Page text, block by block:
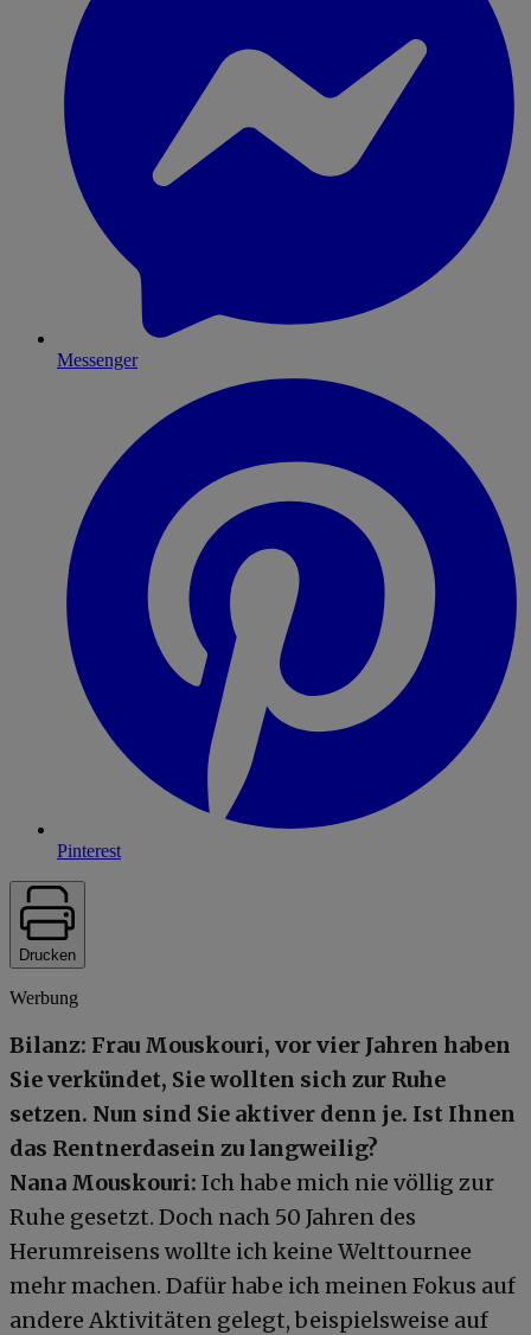
Messenger
Pinterest
Drucken
Werbung
Bilanz: Frau Mouskouri, vor vier Jahren haben
Sie verkündet, Sie wollten sich zur Ruhe
setzen. Nun sind Sie aktiver denn je. Ist Ihnen
das Rentnerdasein zu langweilig?
Nana Mouskouri: Ich habe mich nie völlig zur
Ruhe gesetzt. Doch nach 50 Jahren des
Herumreisens wollte ich keine Welttournee
mehr machen. Dafür habe ich meinen Fokus auf
andere Aktivitäten gelegt, beispielsweise auf